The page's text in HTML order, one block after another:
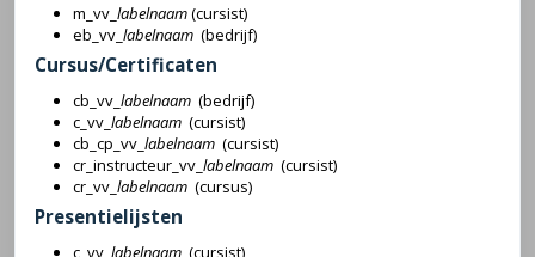
m_vv_ labelnaam(cursist)
eb_vv_ labelnaam (bedrijf)
Cursus/Certificaten
cb_vv_ labelnaam (bedrijf)
c_vv_ labelnaam (cursist)
cb_cp_vv_ labelnaam (cursist)
cr_instructeur_vv_ labelnaam (cursist)
cr_vv_ labelnaam (cursus)
Presentielijsten
c_vv_ labelnaam (cursist)